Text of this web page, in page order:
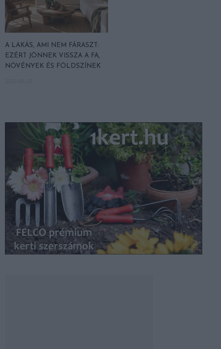
A LAKÁS, AMI NEM FÁRASZT:
EZÉRT JÖNNEK VISSZA A FA,
NÖVÉNYEK ÉS FÖLDSZÍNEK